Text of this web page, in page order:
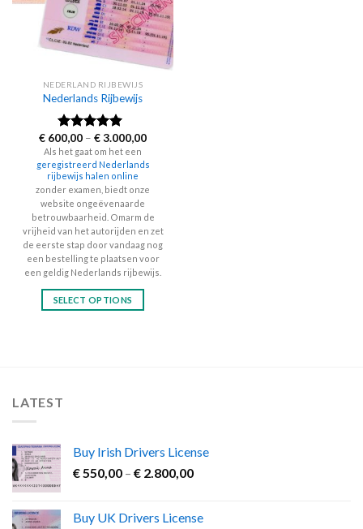
NEDERLAND RIJBEWIJS
Nederlands Rijbewijs
Rated4.60
out of 5
€ 600,00 – €3.000,00Price
through
Als het gaat om het een
geregistreerd Nederlands
rijbewijs halen online
zonder examen, biedt onze
website ongeëvenaarde
betrouwbaarheid. Omarm de
vrijheid van het autorijden en zet
de eerste stap door vandaag nog
een bestelling te plaatsen voor
een geldig Nederlands rijbewijs.
SELECT OPTIONS
be
chosen
product
LATEST
Buy Irish Drivers License
€550,00 – € 2.800,00Price
through
Buy UK Drivers License